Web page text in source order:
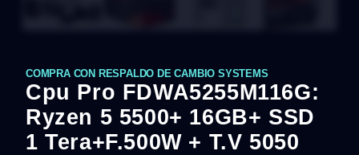
COMPRA CON RESPALDO DE CAMBIO SYSTEMS
Cpu Pro FDWA5255M116G:
Ryzen 5 5500+ 16GB+ SSD
1 Tera+F.500W + T.V 5050